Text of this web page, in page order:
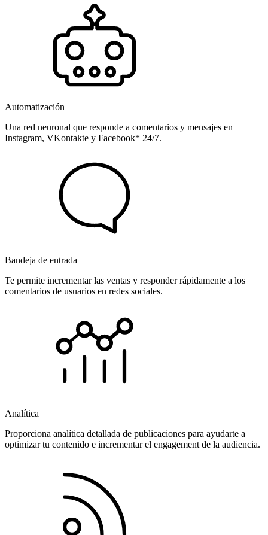
Automatización
Una red neuronal que responde a comentarios y mensajes en
Instagram, VKontakte y Facebook* 24/7.
Bandeja de entrada
Te permite incrementar las ventas y responder rápidamente a los
comentarios de usuarios en redes sociales.
Analítica
Proporciona analítica detallada de publicaciones para ayudarte a
optimizar tu contenido e incrementar el engagement de la audiencia.